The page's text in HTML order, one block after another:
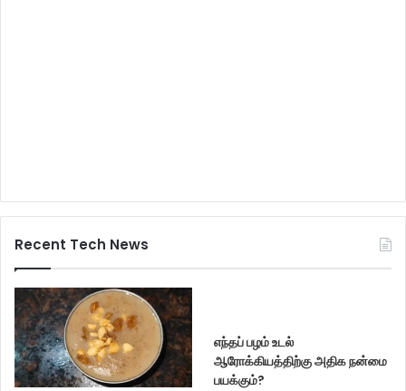
Recent Tech News
எந்தப் பழம் உடல்
ஆரோக்கியத்திற்கு அதிக நன்மை
பயக்கும்?